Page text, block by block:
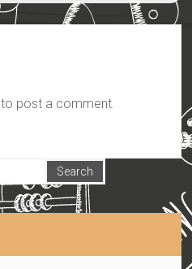
to post a comment.